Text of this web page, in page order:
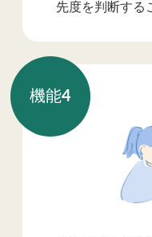
先度を判断する
機能4